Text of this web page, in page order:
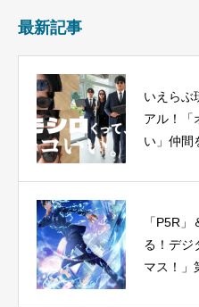
最新記事
いえらぶ
アル！「
い」仲間
「P5R
る！デジ
マス！」